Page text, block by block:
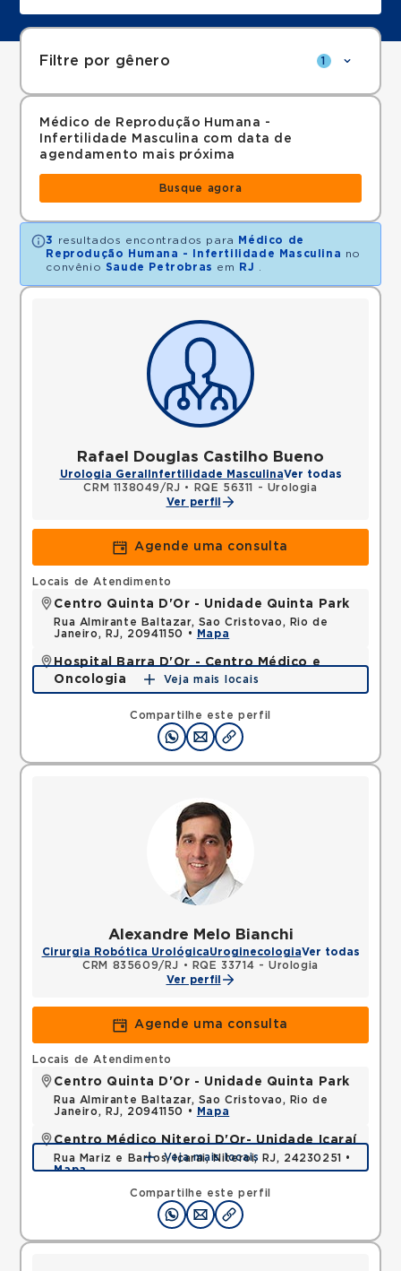
Filtre por gênero 1
Médico de Reprodução Humana -
Infertilidade Masculina com data de
agendamento mais próxima
Busque agora
3 resultados encontrados para
Médico de
Reprodução Humana - Infertilidade Masculina no
convênio Saude Petrobras em RJ
Rafael Douglas Castilho Bueno
Urologia Geral Infertilidade MasculinaVer todas
CRM 1138049/RJ •
RQE 56311 - Urologia
Ver perfil
Agende uma consulta
Compartilhe este perfil
Locais de Atendimento
Centro Quinta D'Or - Unidade Quinta Park
Rua Almirante Baltazar, Sao Cristovao, Rio de
Janeiro, RJ, 20941150 •
Mapa
Hospital Barra D'Or - Centro Médico e
Oncologia
Avenida Nelson Mufarrej, Barra da Tijuca, Rio de
Janeiro, RJ, 22775050 •
Mapa
Veja mais locais
Alexandre Melo Bianchi
Cirurgia Robótica UrológicaUroginecologiaVer todas
CRM 835609/RJ •
RQE 33714 - Urologia
Ver perfil
Agende uma consulta
Compartilhe este perfil
Locais de Atendimento
Centro Quinta D'Or - Unidade Quinta Park
Rua Almirante Baltazar, Sao Cristovao, Rio de
Janeiro, RJ, 20941150 •
Mapa
Centro Médico Niteroi D'Or- Unidade Icaraí
Rua Mariz e Barros, Icarai, Niteroi, RJ, 24230251 •
Mapa
Veja mais locais